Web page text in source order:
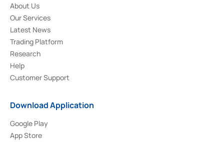
About Us
Our Services
Latest News
Trading Platform
Research
Help
Customer Support
Download Application
Google Play
App Store